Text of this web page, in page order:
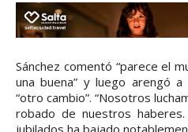
Sánchez comentó “parece el
una buena” y luego arengó
“otro cambio”. “Nosotros
robado de nuestros